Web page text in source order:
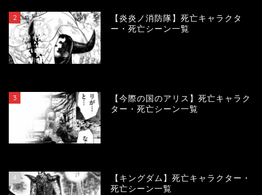
2
【炎炎ノ消防隊】死亡キャラクタ
ー・死亡シーン一覧
3
【今際の国のアリス】死亡キャラク
ター・死亡シーン一覧
4
【キングダム】死亡キャラクター・
死亡シーン一覧